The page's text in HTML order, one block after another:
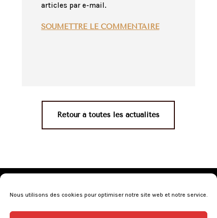
Nous utilisons des cookies pour optimiser notre site web et notre service.
articles par e-mail.
SOUMETTRE LE COMMENTAIRE
Retour à toutes les actualités
Conditions générales de vente•Nos revendeurs•